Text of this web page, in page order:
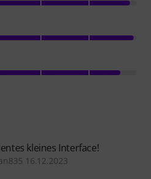
kleines Interface!
16.12.2023